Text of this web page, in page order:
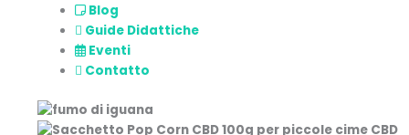
Blog
Guide Didattiche
Eventi
Contatto